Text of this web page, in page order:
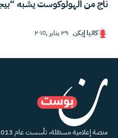
ناج من الهولوكوست يشبه
كاتيا إيكن ٢٩ يناير ,٢٠١٥